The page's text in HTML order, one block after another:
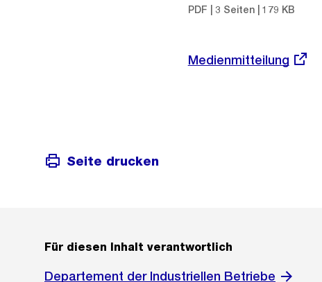
PDF | 3 Seiten | 179 KB
Externer
Medienmitteilung
Seite drucken
Für diesen Inhalt verantwortlich
Departement der Industriellen Betriebe